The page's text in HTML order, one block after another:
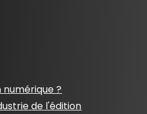
?
de l'édition